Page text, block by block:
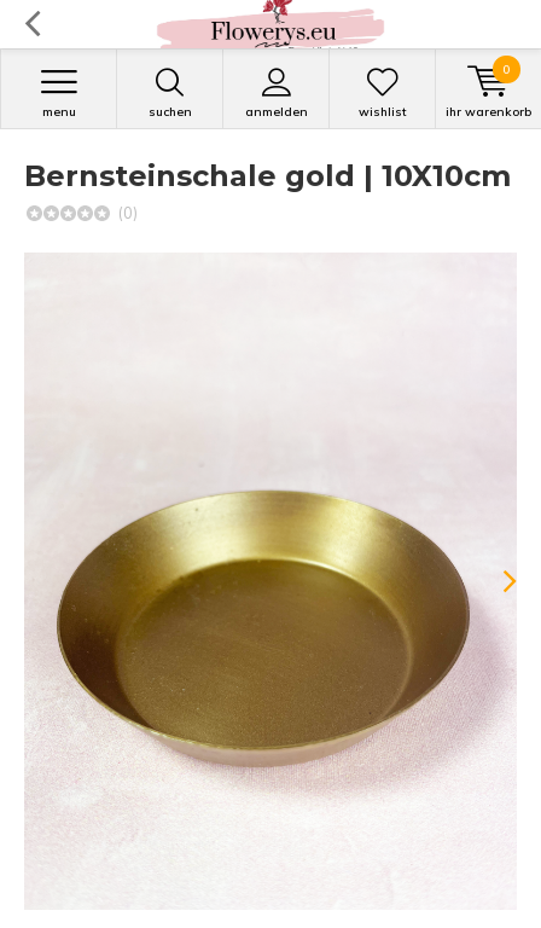
suchen anmelden
menu wishlist ihr warenkorb
0
Bernsteinschale gold | 10X10cm
(0)